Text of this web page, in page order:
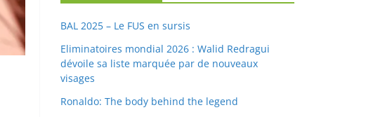
BAL 2025 – Le FUS en sursis
Eliminatoires mondial 2026 : Walid Redragui
dévoile sa liste marquée par de nouveaux
visages
Ronaldo: The body behind the legend